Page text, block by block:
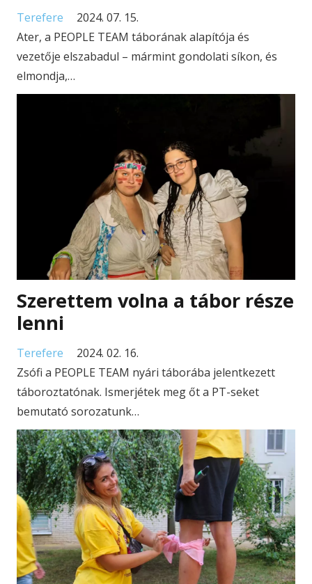
Terefere
2024. 07. 15.
Ater, a PEOPLE TEAM táborának alapítója és
vezetője elszabadul – mármint gondolati síkon, és
elmondja,…
Szerettem volna a tábor része
lenni
Terefere
2024. 02. 16.
Zsófi a PEOPLE TEAM nyári táborába jelentkezett
táboroztatónak. Ismerjétek meg őt a PT-seket
bemutató sorozatunk…